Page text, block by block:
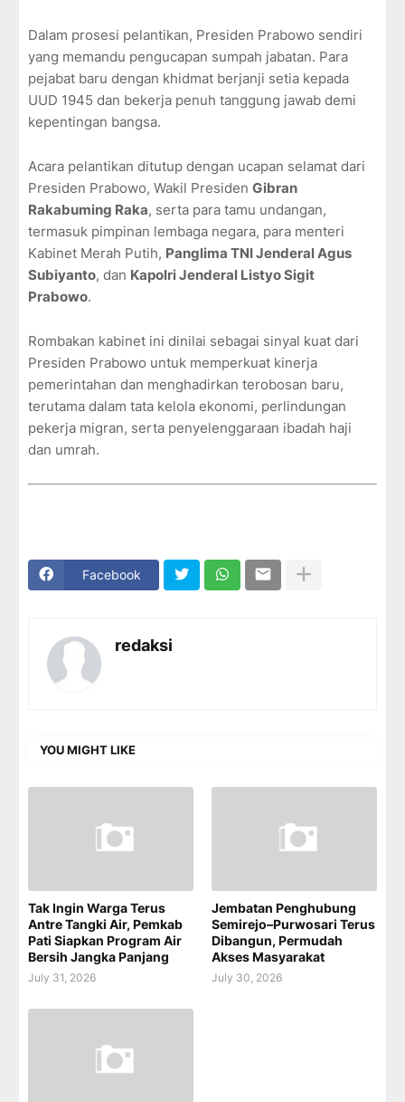
Dalam prosesi pelantikan, Presiden Prabowo sendiri
yang memandu pengucapan sumpah jabatan. Para
pejabat baru dengan khidmat berjanji setia kepada
UUD 1945 dan bekerja penuh tanggung jawab demi
kepentingan bangsa.
Acara pelantikan ditutup dengan ucapan selamat dari
Presiden Prabowo, Wakil Presiden Gibran
Rakabuming Raka, serta para tamu undangan,
termasuk pimpinan lembaga negara, para menteri
Kabinet Merah Putih, Panglima TNI Jenderal Agus
Subiyanto, dan Kapolri Jenderal Listyo Sigit
Prabowo.
Rombakan kabinet ini dinilai sebagai sinyal kuat dari
Presiden Prabowo untuk memperkuat kinerja
pemerintahan dan menghadirkan terobosan baru,
terutama dalam tata kelola ekonomi, perlindungan
pekerja migran, serta penyelenggaraan ibadah haji
dan umrah.
Facebook
redaksi
YOU MIGHT LIKE
Tak Ingin Warga Terus
Antre Tangki Air, Pemkab
Pati Siapkan Program Air
Bersih Jangka Panjang
July 31, 2026
Jembatan Penghubung
Semirejo–Purwosari Terus
Dibangun, Permudah
Akses Masyarakat
July 30, 2026